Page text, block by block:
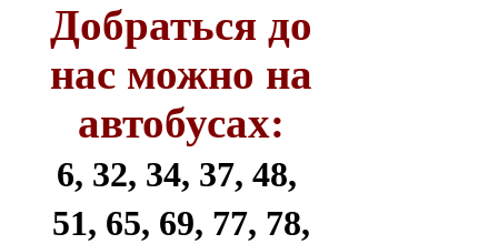
Добраться до
нас можно на
автобусах:
6, 32, 34, 37, 48,
51, 65, 69, 77, 78,